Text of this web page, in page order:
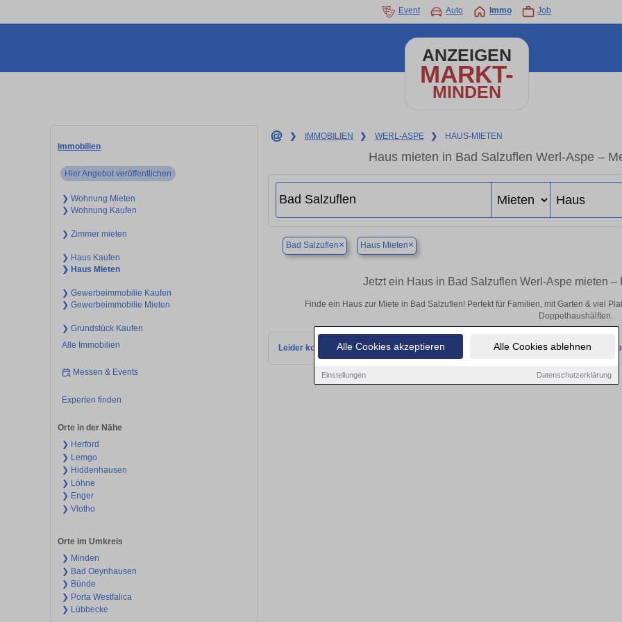
Alle Cookies akzeptieren Alle Cookies ablehnen
Einstellungen Datenschutzerklärung
Event Auto Immo Job
ANZEIGEN
MARKT-
MINDEN
Immobilien
Hier Angebot veröffentlichen
❯ Wohnung Mieten
❯ Wohnung Kaufen
❯ Zimmer mieten
❯ Haus Kaufen
❯ Haus Mieten
❯ Gewerbeimmobilie Kaufen
❯ Gewerbeimmobilie Mieten
❯ Grundstück Kaufen
Alle Immobilien
Messen & Events
Experten finden
Orte in der Nähe
❯ Herford
❯ Lemgo
❯ Hiddenhausen
❯ Löhne
❯ Enger
❯ Vlotho
Orte im Umkreis
❯ Minden
❯ Bad Oeynhausen
❯ Bünde
❯ Porta Westfalica
❯ Lübbecke
❯ IMMOBILIEN ❯ WERL-ASPE ❯ HAUS-MIETEN
Haus mieten in Bad Salzuflen Werl-Aspe –
Bad Salzuflen× Haus Mieten×
Jetzt ein Haus in Bad Salzuflen Werl-Aspe mieten
Finde ein Haus zur Miete in Bad Salzuflen! Perfekt für Familien, mit Garten & viel
Doppelhaushälften.
Leider konnten wir derzeit keine passenden Objekte finden. Schauen Sie bald wieder